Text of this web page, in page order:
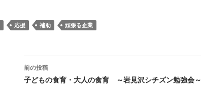
応援 補助 頑張る企業
稿
前の投稿
子どもの食育・大人の食育 ～岩見沢シチズン勉強会～